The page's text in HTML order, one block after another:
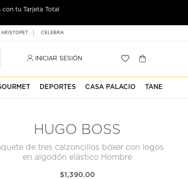
con tu Tarjeta Total
ARISTOPET CELEBRA
INICIAR SESIÓN
DEPORTES CASA PALACIO TANE
HUGO BOSS
de tres calzoncillos bóxer con logos
en algodón elástico Hombre
$1,390.00